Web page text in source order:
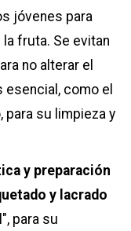
jóvenes para
fruta. Se evitan
no alterar el
esencial, como el
para su limpieza y
y preparación
y lacrado
para su